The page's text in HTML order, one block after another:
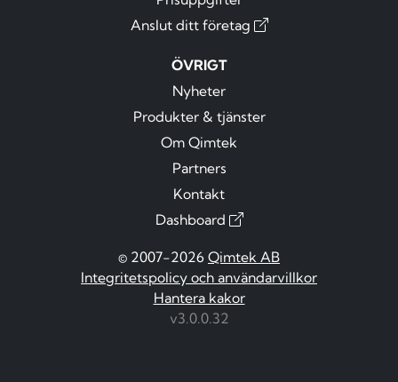
Anslut ditt företag
ÖVRIGT
Nyheter
Produkter & tjänster
Om Qimtek
Partners
Kontakt
Dashboard
© 2007-2026 Qimtek AB
Integritetspolicy och användarvillkor
Hantera kakor
v3.0.0.32